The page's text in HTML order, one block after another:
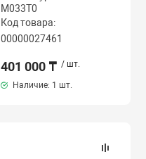
M033T0
Код товара:
00000027461
401 000 ₸ / шт.
Наличие: 1 шт.